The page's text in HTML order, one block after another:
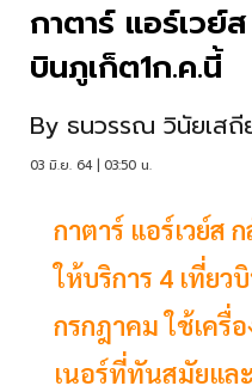
กาตาร์ แอร์เวย์
บินภูเก็ต1ก.ค.นี้
By ธนวรรณ วินัยเสถี
03 มิ.ย. 64 | 03:50 น.
กาตาร์ แอร์เวย์ส
ให้บริการ 4 เที่ยว
กรกฎาคม ใช้เครื่
เนอร์ที่ทันสมัยแล